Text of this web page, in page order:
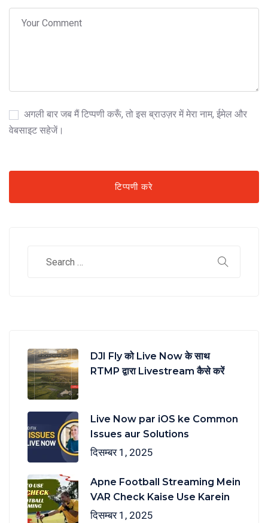
अगली बार जब मैं टिप्पणी करूँ, तो इस ब्राउज़र में मेरा नाम, ईमेल और
वेबसाइट सहेजें।
DJI Fly को Live Now के साथ
RTMP द्वारा Livestream कैसे करें
Live Now par iOS ke Common
Issues aur Solutions
दिसम्बर 1, 2025
Apne Football Streaming Mein
VAR Check Kaise Use Karein
दिसम्बर 1, 2025